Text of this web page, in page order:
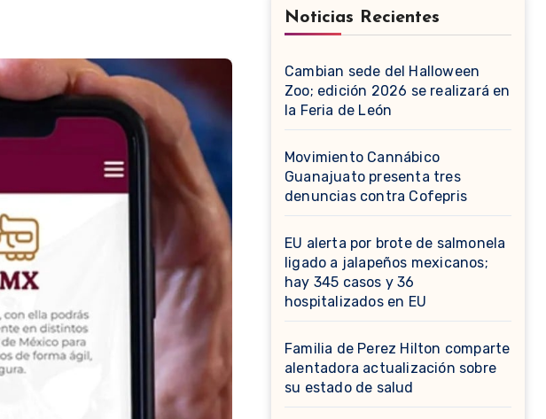
Noticias Recientes
Cambian sede del Halloween
Zoo; edición 2026 se realizará en
la Feria de León
Movimiento Cannábico
Guanajuato presenta tres
denuncias contra Cofepris
EU alerta por brote de salmonela
ligado a jalapeños mexicanos;
hay 345 casos y 36
hospitalizados en EU
Familia de Perez Hilton comparte
alentadora actualización sobre
su estado de salud